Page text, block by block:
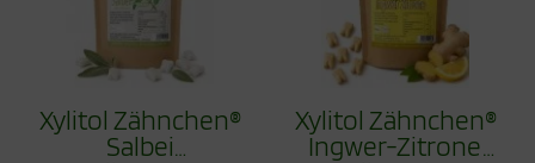
Xylitol Zähnchen®
Salbei
Xylitol Zähnchen®
Ingwer-Zitrone